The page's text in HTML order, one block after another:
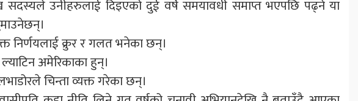
उनीहरुलाई दिइएको दुई वर्षे समयावधी समाप्त भएपछि पढ्ने या
निर्णयलाई क्रुर र गलत भनेका छन्।
अमेरिकाका हुन्।
चिन्ता व्यक्त गरेका छन्।